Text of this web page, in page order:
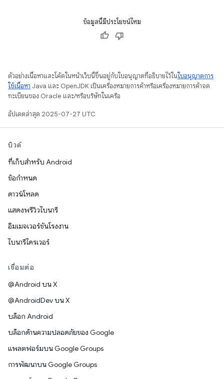
ข้อมูลนี้มีประโยชน์ไหม
ตัวอย่างเนื้อหาและโค้ดในหน้าเว็บนี้ขึ้นอยู่กับใบอนุญาตที่อธิบายไว้ในใบอนุญาตการ
ใช้เนื้อหา Java และ OpenJDK เป็นเครื่องหมายการค้าหรือเครื่องหมายการค้าจด
ทะเบียนของ Oracle และ/หรือบริษัทในเครือ
อัปเดตล่าสุด 2025-07-27 UTC
บิวด์
ที่เก็บสำหรับ Android
ข้อกำหนด
ดาวน์โหลด
แสดงพรีวิวไบนารี
อิมเมจเวอร์ชันโรงงาน
ไบนารีไดรเวอร์
เชื่อมต่อ
@Android บน X
@AndroidDev บน X
บล็อก Android
บล็อกด้านความปลอดภัยของ Google
แพลตฟอร์มบน Google Groups
การพัฒนาบน Google Groups